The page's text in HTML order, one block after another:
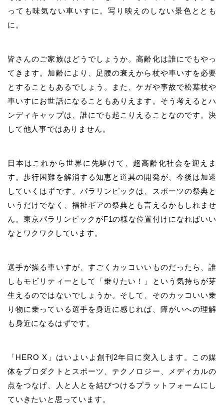
っても味気ない車いすに。写り映えのしない景色ととも
に。
皆さんのご家族はどうでしょうか。高齢化は誰にでもやっ
てきます。加齢により、足腰の衰えから杖や車いすを必要
とすることもあるでしょう。また、ケガや事故で松葉杖や
車いすにお世話になることもありえます。そう考えるとハ
ンディキャップは、誰にでも起こりえることなのです。決
して他人事ではありません。
日本はこれから世界に先駆けて、超高齢化社会を迎えま
す。歩行困難を解消する知恵と道具の開発が、今後は加速
していくはずです。パラリンピックは、スポーツの祭典と
いうだけでなく、福祉ギアの祭典とも言えるかもしれませ
ん。東京パラリンピックがF1の様な位置付けになればいい
なとワクワクしています。
選手が操る車いすが、すごくカッコいいものだったら、誰
しもモビリティーとして「乗りたい！」という気持ちが芽
生えるのではないでしょうか。 そして、そのカッコいい乗
り物に乗っている選手を身近に感じれば、障がいへの理解
も身近になるはずです。
「HERO X」はいよいよ創刊2年目に突入します。この媒
体をプロダクトとスポーツ、テクノロジー、メディカルの
点をつなげ、人と人とを結びつけるプラットフォームにし
ていきたいと思っています。